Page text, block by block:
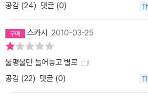
공감 (24) 댓글 (0)
스카시 2010-03-25
불평불만 늘어놓고 별로
공감 (22) 댓글 (0)